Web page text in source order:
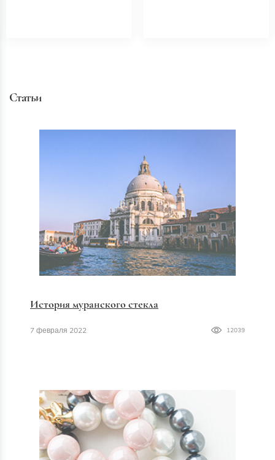
Статьи
История муранского стекла
7 февраля 2022 12039